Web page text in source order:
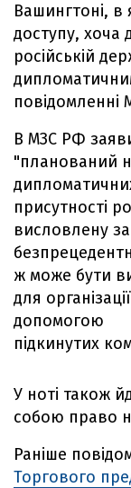
Вашингтоні, в
доступу, хоча
російській
повідомленні
В МЗС РФ
"планований
присутності
висловлену
ж може бути
для
допомогою
підкинутих
У ноті також
собою право
Раніше
Торгового